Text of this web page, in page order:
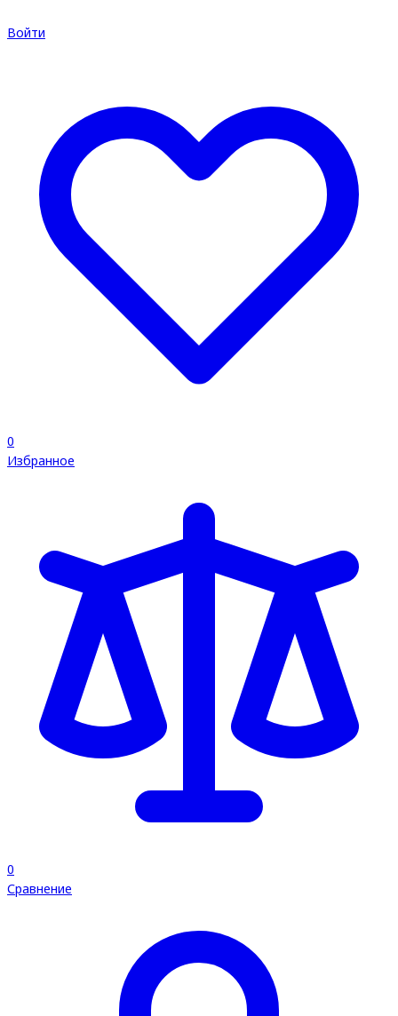
Войти
0
Избранное
0
Сравнение